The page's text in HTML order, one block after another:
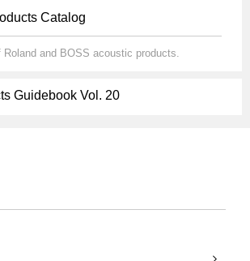
Catalog
and BOSS acoustic products.
Guidebook Vol. 20